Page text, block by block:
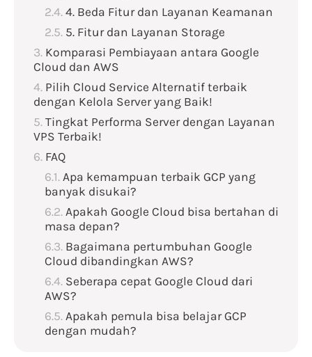
4. Beda Fitur dan Layanan Keamanan
5. Fitur dan Layanan Storage
Komparasi Pembiayaan antara Google
Cloud dan AWS
Pilih Cloud Service Alternatif terbaik
dengan Kelola Server yang Baik!
Tingkat Performa Server dengan Layanan
VPS Terbaik!
FAQ
Apa kemampuan terbaik GCP yang
banyak disukai?
Apakah Google Cloud bisa bertahan di
masa depan?
Bagaimana pertumbuhan Google
Cloud dibandingkan AWS?
Seberapa cepat Google Cloud dari
AWS?
Apakah pemula bisa belajar GCP
dengan mudah?